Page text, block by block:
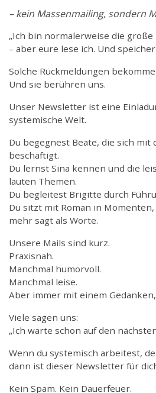
– kein Massenmailing, sondern
„Ich bin normalerweise die
– aber eure lese ich. Und
Solche Rückmeldungen
Und sie berühren uns.
Unser Newsletter ist eine
systemische Welt.
Du begegnest Beate, die sich mit
beschäftigt.
Du lernst Sina kennen und die
lauten Themen.
Du begleitest Brigitte durch
Du sitzt mit Roman in
mehr sagt als Worte.
Unsere Mails sind kurz.
Praxisnah.
Manchmal humorvoll.
Manchmal leise.
Aber immer mit einem
Viele sagen uns:
„Ich warte schon auf den
Wenn du systemisch arbeitest,
dann ist dieser Newsletter für
Kein Spam. Kein Dauerfeuer.